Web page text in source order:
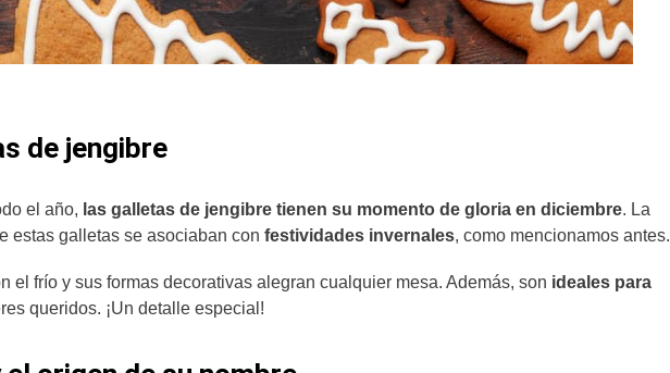
de jengibre
el año, las galletas de jengibre tienen su momento de gloria en diciembre. La
estas galletas se asociaban con festividades invernales, como mencionamos antes.
el frío y sus formas decorativas alegran cualquier mesa. Además, son ideales para
queridos. ¡Un detalle especial!